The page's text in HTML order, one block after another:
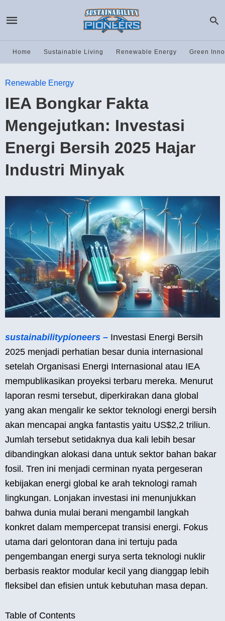
Home Sustainable Living Renewable Energy Green
Renewable Energy
IEA Bongkar Fakta
Mengejutkan: Investasi
Energi Bersih 2025 Hajar
Industri Minyak
sustainabilitypioneers – Investasi Energi Bersih
2025 menjadi perhatian besar dunia internasional
setelah Organisasi Energi Internasional atau IEA
mempublikasikan proyeksi terbaru mereka. Menurut
laporan resmi tersebut, diperkirakan dana global
yang akan mengalir ke sektor teknologi energi bersih
akan mencapai angka fantastis yaitu US$2,2 triliun.
Jumlah tersebut setidaknya dua kali lebih besar
dibandingkan alokasi dana untuk sektor bahan bakar
fosil. Tren ini menjadi cerminan nyata pergeseran
kebijakan energi global ke arah teknologi ramah
lingkungan. Lonjakan investasi ini menunjukkan
bahwa dunia mulai berani mengambil langkah
konkret dalam mempercepat transisi energi. Fokus
utama dari gelontoran dana ini tertuju pada
pengembangan energi surya serta teknologi nuklir
berbasis reaktor modular kecil yang dianggap lebih
fleksibel dan efisien untuk kebutuhan masa depan.
Table of Contents